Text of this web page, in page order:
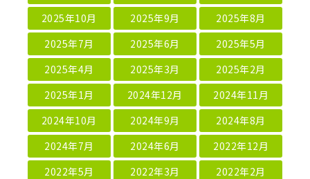
2025年10月
2025年9月
2025年8月
2025年7月
2025年6月
2025年5月
2025年4月
2025年3月
2025年2月
2025年1月
2024年12月
2024年11月
2024年10月
2024年9月
2024年8月
2024年7月
2024年6月
2022年12月
2022年5月
2022年3月
2022年2月